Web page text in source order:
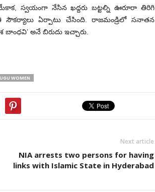
స్వయంగా నేసిన ఖద్దరు బట్టల్ని ఊరూరా తిరిగి
సౌకర్యాలు ఏర్పాటు చేసింది. రాజమండ్రిలో సనాతన
అనే బిరుదు ఇచ్చారు.
WOMEN
Next article
NIA arrests two persons for having
links with Islamic State in Hyderabad